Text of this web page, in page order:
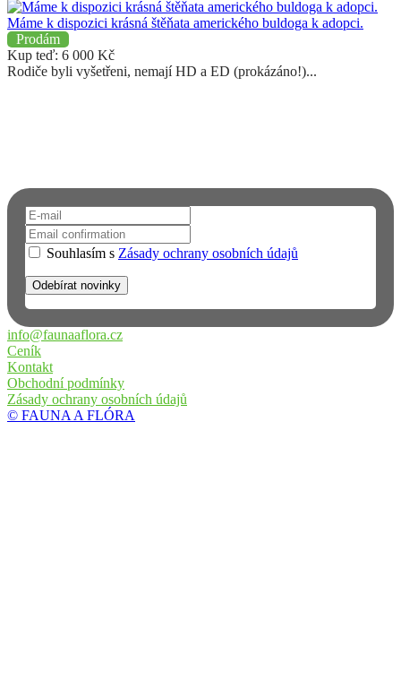
Máme k dispozici krásná štěňata amerického buldoga k adopci.
Prodám
Kup teď: 6 000 Kč
Rodiče byli vyšetřeni, nemají HD a ED (prokázáno!)...
Souhlasím s Zásady ochrany osobních údajů
info@faunaaflora.cz
Ceník
Kontakt
Obchodní podmínky
Zásady ochrany osobních údajů
© FAUNA A FLÓRA